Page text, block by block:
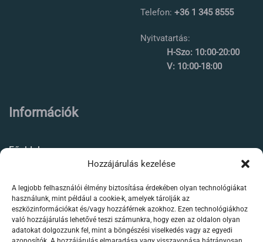
Hozzájárulás kezelése
A legjobb felhasználói élmény biztosítása érdekében olyan technológiákat
használunk, mint például a cookie-k, amelyek tárolják az
eszközinformációkat és/vagy hozzáférnek azokhoz. Ezen technológiákhoz
való hozzájárulás lehetővé teszi számunkra, hogy ezen az oldalon olyan
adatokat dolgozzunk fel, mint a böngészési viselkedés vagy az egyedi
Telefon: +36 1 345 8555
Nyitvatartás:
H-Szo: 10:00-20:00
V: 10:00-18:00
Információk
Főoldal
Élőállat kereskedés
Forgalmazott termékeink